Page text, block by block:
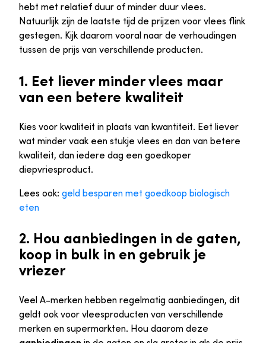
hebt met relatief duur of minder duur vlees.
Natuurlijk zijn de laatste tijd de prijzen voor vlees flink
gestegen. Kijk daarom vooral naar de verhoudingen
tussen de prijs van verschillende producten.
1. Eet liever minder vlees maar
van een betere kwaliteit
Kies voor kwaliteit in plaats van kwantiteit. Eet liever
wat minder vaak een stukje vlees en dan van betere
kwaliteit, dan iedere dag een goedkoper
diepvriesproduct.
Lees ook: geld besparen met goedkoop biologisch
eten
2. Hou aanbiedingen in de gaten,
koop in bulk in en gebruik je
vriezer
Veel A-merken hebben regelmatig aanbiedingen, dit
geldt ook voor vleesproducten van verschillende
merken en supermarkten. Hou daarom deze